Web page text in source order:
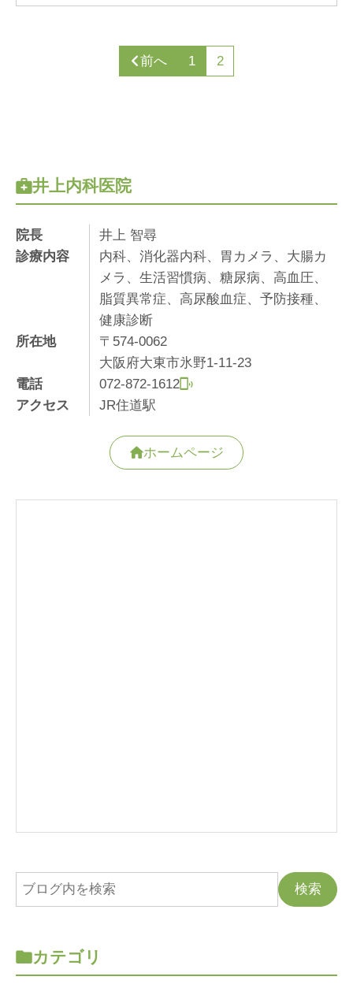
前へ 1 2
井上内科医院
院長
井上 智尋
診療内容
内科、消化器内科、胃カメラ、大腸カ
メラ、生活習慣病、糖尿病、高血圧、
脂質異常症、高尿酸血症、予防接種、
健康診断
所在地
〒574-0062
大阪府大東市氷野1-11-23
電話
072-872-1612
アクセス
JR住道駅
ホームページ
カテゴリ